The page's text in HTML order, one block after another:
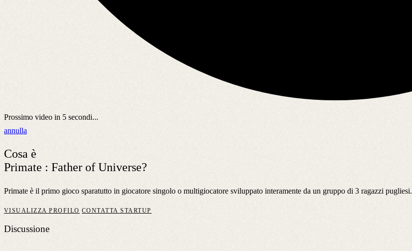
Prossimo video in 5 secondi...
annulla
Cosa è
Primate : Father of Universe?
Primate è il primo gioco sparatutto in giocatore singolo o multigiocatore sviluppato interamente da un gruppo di 3 ragazzi pugliesi.
VISUALIZZA PROFILO CONTATTA STARTUP
Discussione